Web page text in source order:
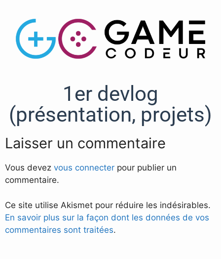
1er devlog
(présentation, projets)
Laisser un commentaire
Vous devez vous connecter pour publier un
commentaire.
Ce site utilise Akismet pour réduire les indésirables.
En savoir plus sur la façon dont les données de vos
commentaires sont traitées.